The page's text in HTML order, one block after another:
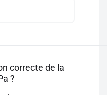
correcte de la
?